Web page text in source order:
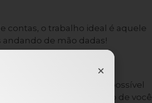
contas, o trabalho ideal é aquele
de mão dadas!
essa parceria!
, através dela é possível
e progressivo a ponto de você